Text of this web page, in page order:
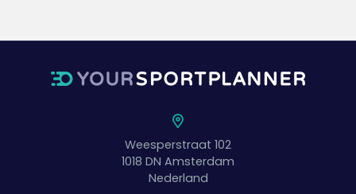
Weesperstraat 102
1018 DN Amsterdam
Nederland